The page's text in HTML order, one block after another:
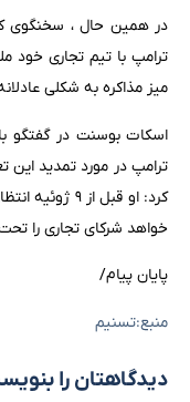
در همین حال ، سخنگوی
ترامپ با تیم تجاری خود
میز مذاکره به شکلی
اسکات بوسنت در گفتگو
ترامپ در مورد تمدید
کرد: او قبل
خواهد شرکای تجاری را
پایان پیام/
منبع:تسنیم
دیدگاهتان را